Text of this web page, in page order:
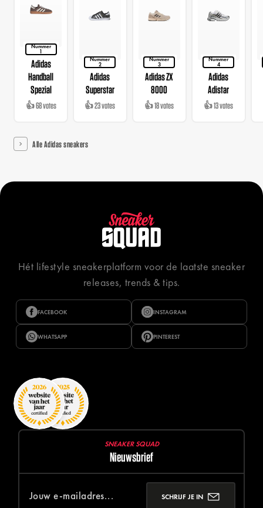
Nummer
1
Adidas
Handball
Spezial
👍 68 votes
Nummer
2
Adidas
Superstar
👍 23 votes
Nummer
3
Adidas ZX
8000
👍 18 votes
Nummer
4
Adidas
Adistar
👍 13 votes
Alle Adidas sneakers
Hét lifestyle sneakerplatform voor de laatste sneaker
releases, trends & tips.
FACEBOOK INSTAGRAM
WHATSAPP PINTEREST
SNEAKER SQUAD
Nieuwsbrief
SCHRIJF JE IN